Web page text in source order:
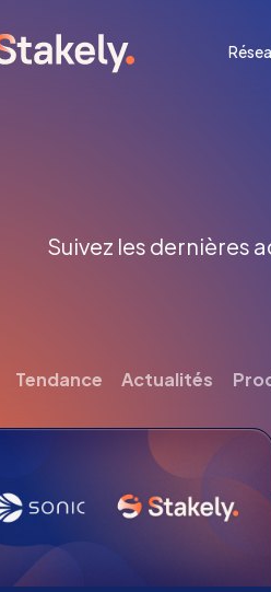
Suivez les dernières
Tendance Actualités